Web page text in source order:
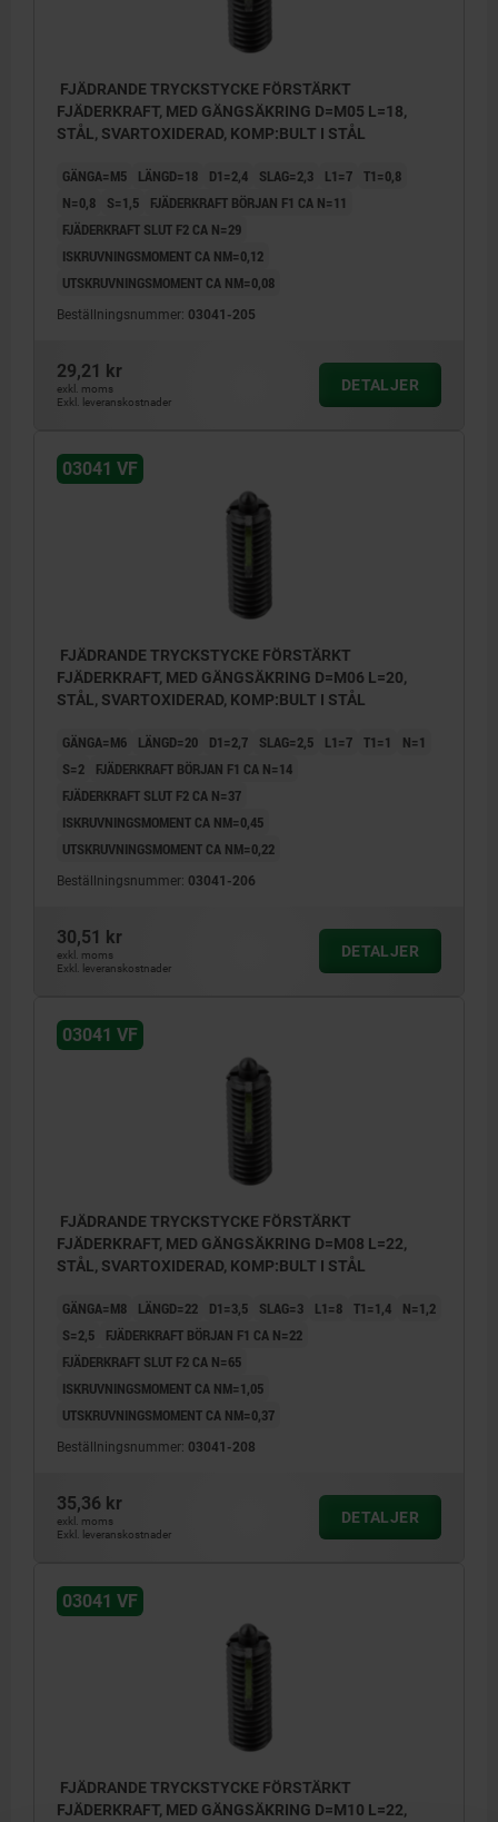
L2 = ca två gänglängder
1) Gängstift limmat
FJÄDRANDE TRYCKSTYCKE FÖRSTÄRKT
FJÄDERKRAFT, MED GÄNGSÄKRING D=M05 L=18,
STÅL, SVARTOXIDERAD, KOMP:BULT I STÅL
GÄNGA=M5 LÄNGD=18 D1=2,4 SLAG=2,3 L1=7 T1=0,8
N=0,8
S=1,5
FJÄDERKRAFT BÖRJAN F1 CA N=11
FJÄDERKRAFT SLUT F2 CA N=29
ISKRUVNINGSMOMENT CA NM=0,12
UTSKRUVNINGSMOMENT CA NM=0,08
Beställningsnummer: 03041-205
29,21 kr
exkl. moms
Exkl. leveranskostnader
DETALJER
03041 VF
FJÄDRANDE TRYCKSTYCKE FÖRSTÄRKT
FJÄDERKRAFT, MED GÄNGSÄKRING D=M06 L=20,
STÅL, SVARTOXIDERAD, KOMP:BULT I STÅL
GÄNGA=M6 LÄNGD=20 D1=2,7 SLAG=2,5 L1=7 T1=1
N=1
S=2
FJÄDERKRAFT BÖRJAN F1 CA N=14
FJÄDERKRAFT SLUT F2 CA N=37
ISKRUVNINGSMOMENT CA NM=0,45
UTSKRUVNINGSMOMENT CA NM=0,22
Beställningsnummer: 03041-206
30,51 kr
exkl. moms
Exkl. leveranskostnader
DETALJER
03041 VF
FJÄDRANDE TRYCKSTYCKE FÖRSTÄRKT
FJÄDERKRAFT, MED GÄNGSÄKRING D=M08 L=22,
STÅL, SVARTOXIDERAD, KOMP:BULT I STÅL
GÄNGA=M8 LÄNGD=22 D1=3,5 SLAG=3 L1=8 T1=1,4
N=1,2
S=2,5
FJÄDERKRAFT BÖRJAN F1 CA N=22
FJÄDERKRAFT SLUT F2 CA N=65
ISKRUVNINGSMOMENT CA NM=1,05
UTSKRUVNINGSMOMENT CA NM=0,37
Beställningsnummer: 03041-208
35,36 kr
exkl. moms
Exkl. leveranskostnader
DETALJER
03041 VF
FJÄDRANDE TRYCKSTYCKE FÖRSTÄRKT
FJÄDERKRAFT, MED GÄNGSÄKRING D=M10 L=22,